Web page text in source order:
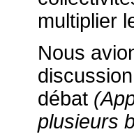
multiplier
Nous
débat
plusieurs